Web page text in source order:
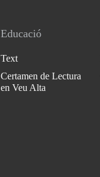
Educació
Text
Certamen de Lectura
en Veu Alta